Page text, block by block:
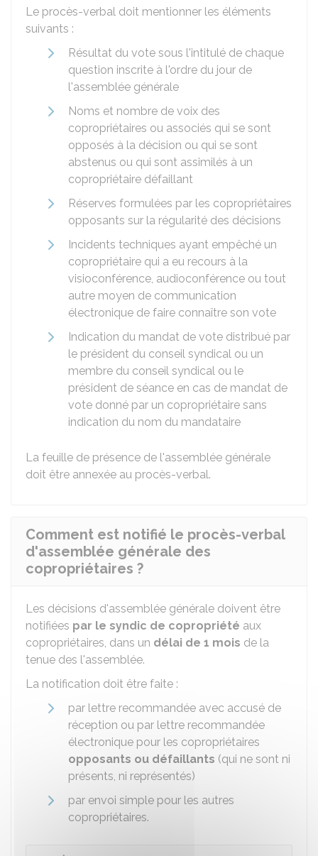
Le procès-verbal doit mentionner les éléments
suivants :
Résultat du vote sous l'intitulé de chaque
question inscrite à l'ordre du jour de
l'assemblée générale
Noms et nombre de voix des
copropriétaires ou associés qui se sont
opposés à la décision ou qui se sont
abstenus ou qui sont assimilés à un
copropriétaire défaillant
Réserves formulées par les copropriétaires
opposants sur la régularité des décisions
Incidents techniques ayant empêché un
copropriétaire qui a eu recours à la
visioconférence, audioconférence ou tout
autre moyen de communication
électronique de faire connaître son vote
Indication du mandat de vote distribué par
le président du conseil syndical ou un
membre du conseil syndical ou le
président de séance en cas de mandat de
vote donné par un copropriétaire sans
indication du nom du mandataire
La feuille de présence de l'assemblée générale
doit être annexée au procès-verbal.
Comment est notifié le procès-verbal
d'assemblée générale des
copropriétaires ?
Les décisions d'assemblée générale doivent être
notifiées par le syndic de copropriété aux
copropriétaires, dans un délai de 1 mois de la
tenue des l'assemblée.
La notification doit être faite :
par lettre recommandée avec accusé de
réception ou par lettre recommandée
électronique pour les copropriétaires
opposants ou défaillants (qui ne sont ni
présents, ni représentés)
par envoi simple pour les autres
copropriétaires.